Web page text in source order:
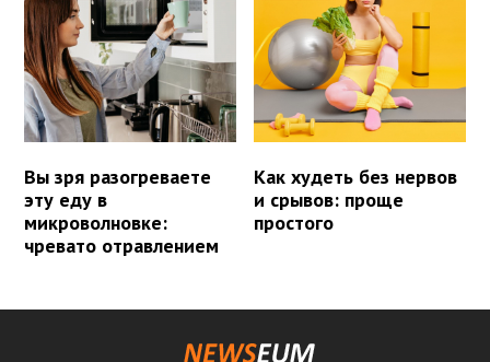
Вы зря разогреваете
эту еду в
микроволновке:
чревато отравлением
Как худеть без нервов
и срывов: проще
простого